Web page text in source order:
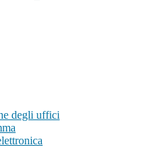
degli uffici